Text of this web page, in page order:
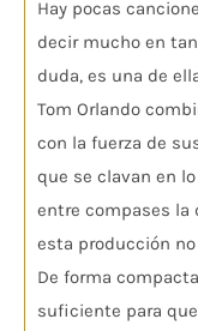
Hay pocas
decir mucho en
duda, es una de
Tom Orlando
con la fuerza de
que se clavan en
entre compases la
esta producción
De forma
suficiente para